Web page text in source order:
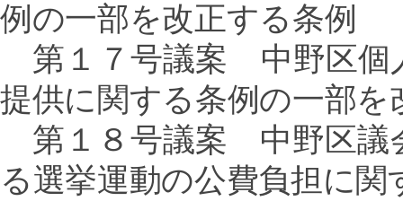
例の一部を改正する条例
第１７号議案 中野区個
提供に関する条例の一部を
第１８号議案 中野区議
る選挙運動の公費負担に